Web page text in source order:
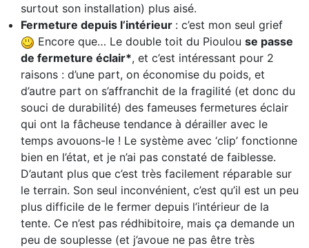
surtout son installation) plus aisé.
Fermeture depuis l’intérieur : c’est mon seul grief
Encore que… Le double toit du Pioulou se passe
de fermeture éclair*, et c’est intéressant pour 2
raisons : d’une part, on économise du poids, et
d’autre part on s’affranchit de la fragilité (et donc du
souci de durabilité) des fameuses fermetures éclair
qui ont la fâcheuse tendance à dérailler avec le
temps avouons-le ! Le système avec ‘clip’ fonctionne
bien en l’état, et je n’ai pas constaté de faiblesse.
D’autant plus que c’est très facilement réparable sur
le terrain. Son seul inconvénient, c’est qu’il est un peu
plus difficile de le fermer depuis l’intérieur de la
tente. Ce n’est pas rédhibitoire, mais ça demande un
peu de souplesse (et j’avoue ne pas être très